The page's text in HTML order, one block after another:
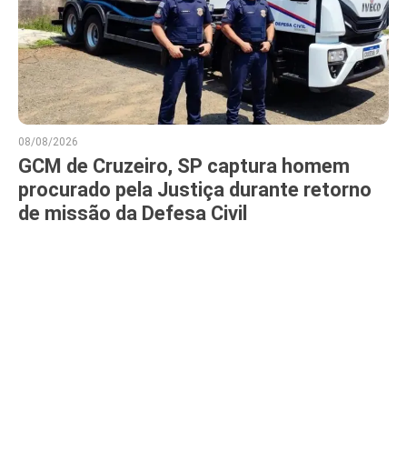
08/08/2026
GCM de Cruzeiro, SP captura homem
procurado pela Justiça durante retorno
de missão da Defesa Civil